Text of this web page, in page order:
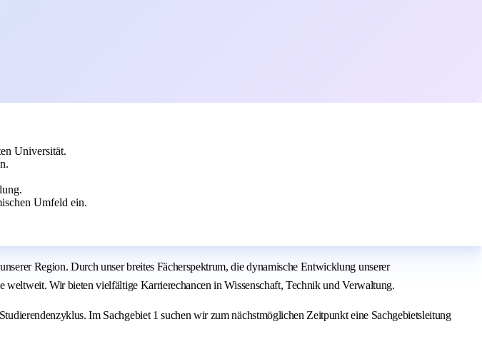
Universität.
Umfeld ein.
Region. Durch unser breites Fächerspektrum, die dynamische Entwicklung unserer
Wir bieten vielfältige Karrierechancen in Wissenschaft, Technik und Verwaltung.
Im Sachgebiet 1 suchen wir zum nächstmöglichen Zeitpunkt eine Sachgebietsleitung